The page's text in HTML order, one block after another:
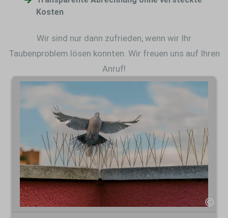
Kosten
Wir sind nur dann zufrieden, wenn wir Ihr
Taubenproblem lösen konnten. Wir freuen uns auf Ihren
Anruf!